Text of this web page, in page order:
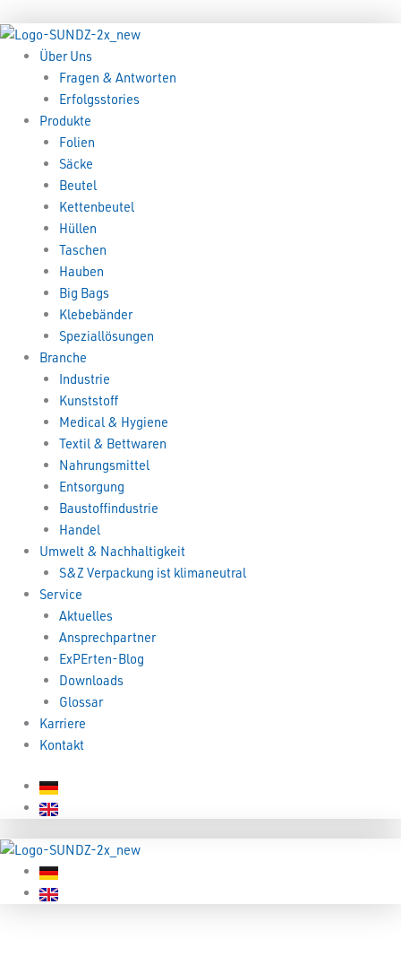
Inhalt
springenÜber Uns
Fragen & Antworten
Erfolgsstories
Produkte
Folien
Säcke
Beutel
Kettenbeutel
Hüllen
Taschen
Hauben
Big Bags
Klebebänder
Speziallösungen
Branche
Industrie
Kunststoff
Medical & Hygiene
Textil & Bettwaren
Nahrungsmittel
Entsorgung
Baustoffindustrie
Handel
Umwelt & Nachhaltigkeit
S&Z Verpackung ist klimaneutral
Service
Aktuelles
Ansprechpartner
ExPErten-Blog
Downloads
Glossar
Karriere
Kontakt